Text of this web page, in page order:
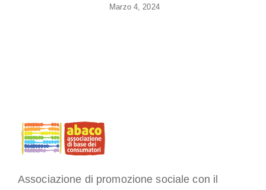
Marzo 4, 2024
Associazione di promozione sociale con il